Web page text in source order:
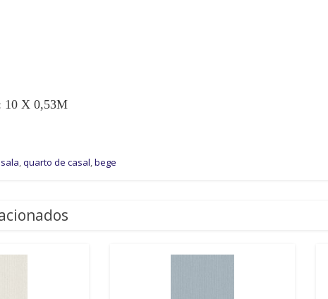
10 X 0,53M
sala,quarto de casal,bege